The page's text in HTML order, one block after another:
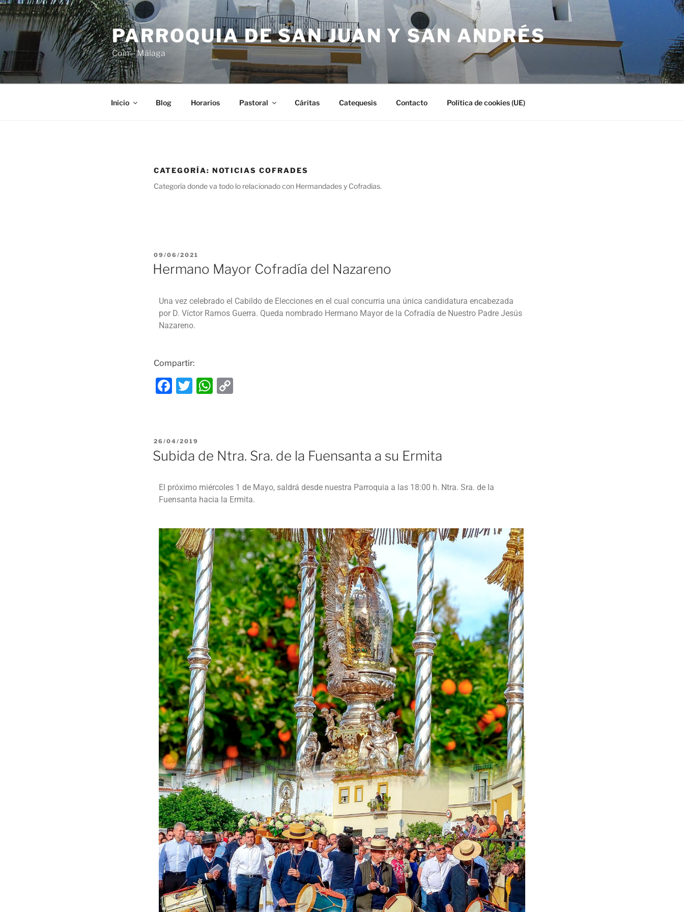
PARROQUIA DE SAN JUAN Y SAN ANDRÉS
Coín – Málaga
Inicio Blog Horarios Pastoral Cáritas Catequesis Contacto Política de cookies (UE)
CATEGORÍA: NOTICIAS COFRADES
Categoría donde va todo lo relacionado con Hermandades y Cofradias.
09/06/2021
Hermano Mayor Cofradía del Nazareno
Una vez celebrado el Cabildo de Elecciones en el cual concurria una única candidatura encabezada
por D. Víctor Ramos Guerra. Queda nombrado Hermano Mayor de la Cofradía de Nuestro Padre Jesús
Nazareno.
Compartir:
F
e
b
o
o
k
T
er
W
A
p
p
Li
n
k
26/04/2019
Subida de Ntra. Sra. de la Fuensanta a su Ermita
El próximo miércoles 1 de Mayo, saldrá desde nuestra Parroquia a las 18:00 h. Ntra. Sra. de la
Fuensanta hacia la Ermita.